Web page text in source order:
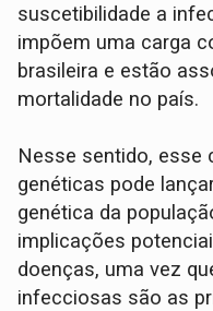
suscetibilidade a
impõem uma carga
brasileira e estão
mortalidade no país.
Nesse sentido, esse
genéticas pode
genética da
implicações
doenças, uma vez
infecciosas são as